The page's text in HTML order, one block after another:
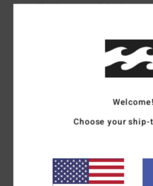
Details & caractéristiques
Code
jersey de coton
coupe regular,
Composition[Matière principale]
Welcome!
Choose your